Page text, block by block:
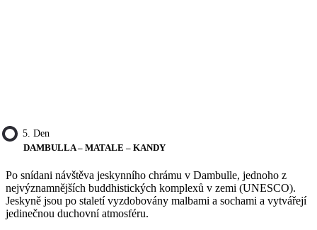
5. Den
DAMBULLA – MATALE – KANDY
Po snídani návštěva jeskynního chrámu v Dambulle, jednoho z
nejvýznamnějších buddhistických komplexů v zemi (UNESCO).
Jeskyně jsou po staletí vyzdobovány malbami a sochami a vytvářejí
jedinečnou duchovní atmosféru.